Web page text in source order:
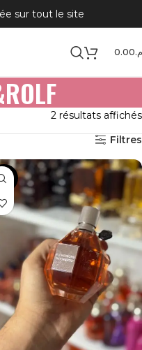
sur tout le site
0.00
2 résultats affichés
Filtres